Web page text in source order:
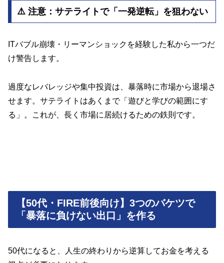
⚠️ 注意：サテライトで「一発逆転」を狙わない
ITバブル崩壊・リーマンショックを経験した私から一つだ
け警告します。
過度なレバレッジや集中投資は、暴落時に市場から退場さ
せます。サテライトはあくまで「遊びと学びの範囲にす
る」。これが、長く市場に居続けるための鉄則です。
【50代・FIRE前後向け】3つのバケツで
「暴落に負けない出口」を作る
50代になると、人生の終わりから逆算してお金を考える